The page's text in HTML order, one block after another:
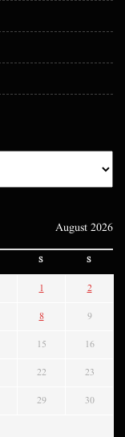
August 2026
S S
1 2
8 9
15 16
22 23
29 30